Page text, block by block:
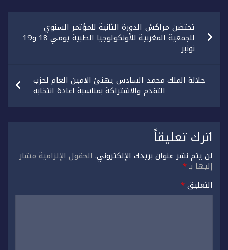
تصفّح
المقالاتتحتضن مراكش الدورة الثانية للمؤتمر السنوي
للجمعية المغربية للأونكولوجيا الطبية يومي 18 و19
نونبر
جلالة الملك محمد السادس يهنئ الامين العام لحزب
التقدم والاشتراكة بمناسبة اعادة انتخابه
اترك تعليقاً
لن يتم نشر عنوان بريدك الإلكتروني. الحقول الإلزامية مشار
إليها بـ*
التعليق*